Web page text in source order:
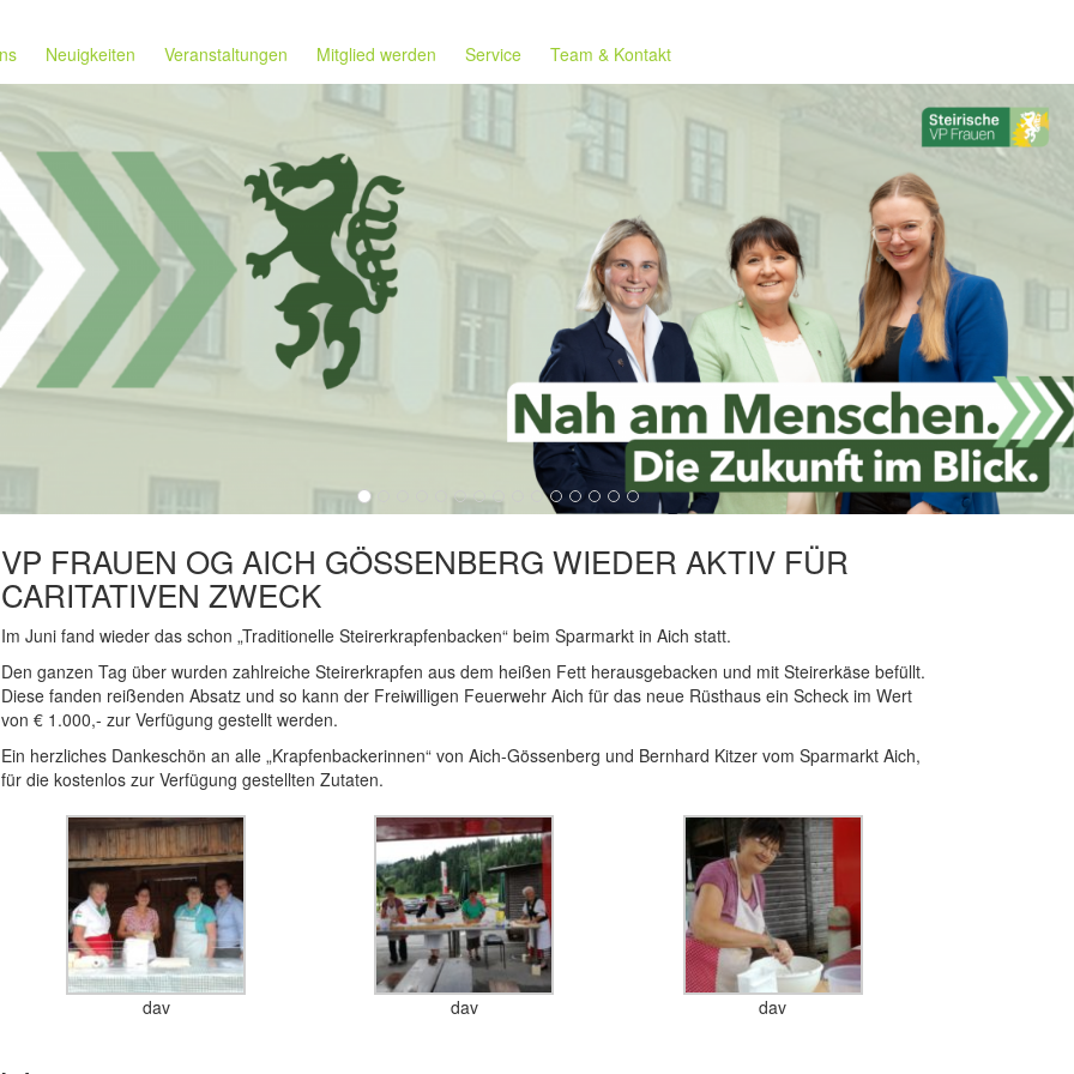
Neuigkeiten Veranstaltungen Mitglied werden Service Team & Kontakt
VP FRAUEN OG AICH GÖSSENBERG WIEDER AKTIV FÜR
CARITATIVEN ZWECK
Im Juni fand wieder das schon „Traditionelle Steirerkrapfenbacken“ beim Sparmarkt in Aich statt.
Den ganzen Tag über wurden zahlreiche Steirerkrapfen aus dem heißen Fett herausgebacken und mit Steirerkäse befüllt.
Diese fanden reißenden Absatz und so kann der Freiwilligen Feuerwehr Aich für das neue Rüsthaus ein Scheck im Wert
von € 1.000,- zur Verfügung gestellt werden.
Ein herzliches Dankeschön an alle „Krapfenbackerinnen“ von Aich-Gössenberg und Bernhard Kitzer vom Sparmarkt Aich,
für die kostenlos zur Verfügung gestellten Zutaten.
dav dav dav